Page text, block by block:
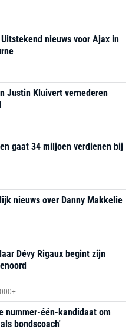
nieuws voor Ajax in
Justin Kluivert vernederen
gaat 34 miljoen verdienen bij
nieuws over Danny Makkelie
Dévy Rigaux begint zijn
nummer-één-kandidaat om
bondscoach'